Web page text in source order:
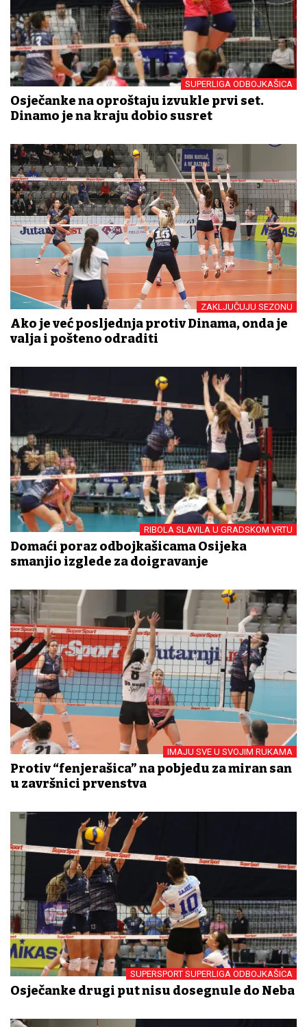
SUPERLIGA ODBOJKAŠICA
Osječanke na oproštaju izvukle prvi set.
Dinamo je na kraju dobio susret
ZAKLJUČUJU SEZONU
Ako je već posljednja protiv Dinama, onda je
valja i pošteno odraditi
RIBOLA SLAVILA U GRADSKOM VRTU
Domaći poraz odbojkašicama Osijeka
smanjio izglede za doigravanje
IMAJU SVE U SVOJIM RUKAMA
Protiv “fenjerašica” na pobjedu za miran san
u završnici prvenstva
SUPERSPORT SUPERLIGA ODBOJKAŠICA
Osječanke drugi put nisu dosegnule do Neba